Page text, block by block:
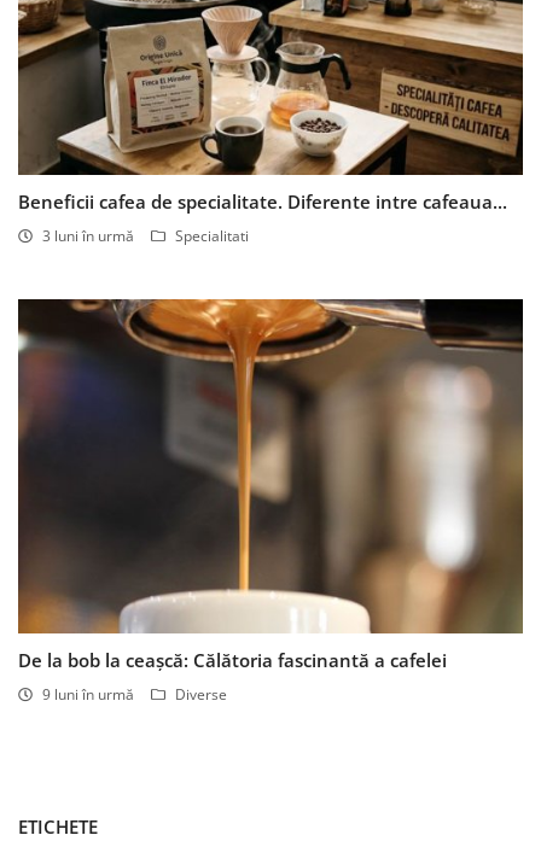
Beneficii cafea de specialitate. Diferente intre cafeaua...
3 luni în urmă Specialitati
De la bob la ceașcă: Călătoria fascinantă a cafelei
9 luni în urmă Diverse
ETICHETE